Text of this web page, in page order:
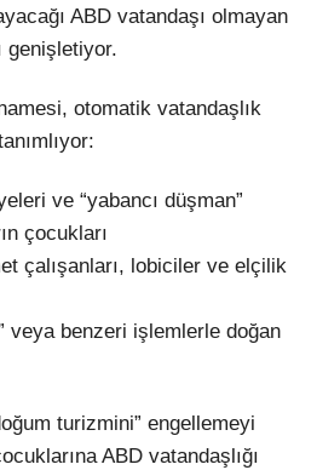
ABD vatandaşı olmayan
genişletiyor.
otomatik vatandaşlık
ve “yabancı düşman”
çocukları
çalışanları, lobiciler ve elçilik
veya benzeri işlemlerle doğan
turizmini” engellemeyi
ABD vatandaşlığı